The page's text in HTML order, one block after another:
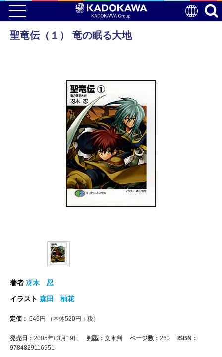
聖竜伝（１） 竜の眠る大地
著者 冴木 忍
イラスト 森田 柚花
定価： 546 円 （本体520円＋税）
発売日： 2005年03月19日 判型： 文庫判 ページ数： 260
ISBN：
9784829116951